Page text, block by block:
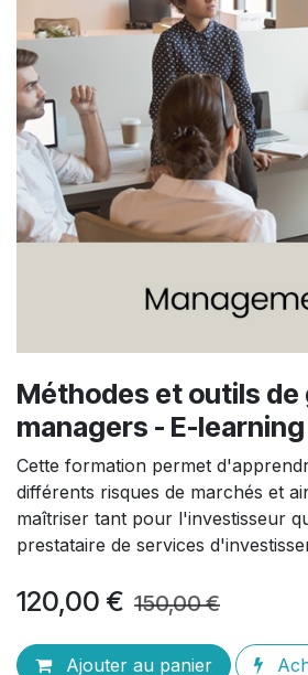
Méthodes et outils
managers - E-
Cette formation permet
différents risques de marchés et
maîtriser tant pour l'investisseur
prestataire de services
120,00 € 150,00€
Ajouter au panier